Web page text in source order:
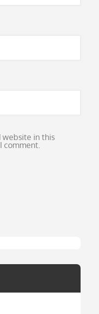
website in this
comment.